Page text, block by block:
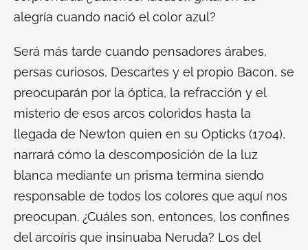
alegría cuando nació el color azul?
Será más tarde cuando pensadores árabes,
persas curiosos, Descartes y el propio Bacon, se
preocuparán por la óptica, la refracción y el
misterio de esos arcos coloridos hasta la
llegada de Newton quien en su Opticks (1704),
narrará cómo la descomposición de la luz
blanca mediante un prisma termina siendo
responsable de todos los colores que aquí nos
preocupan. ¿Cuáles son, entonces, los confines
del arcoíris que insinuaba Neruda? Los del